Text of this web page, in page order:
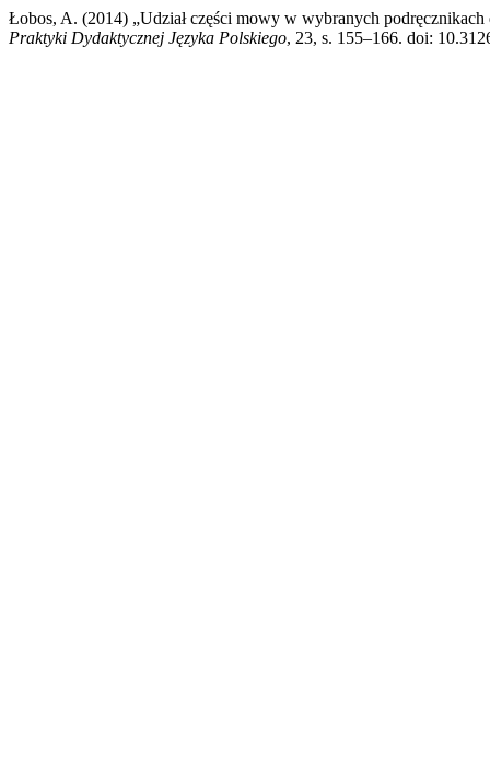
Łobos, A. (2014) „Udział części mowy w wybranych
Praktyki Dydaktycznej Języka Polskiego, 23, s. 155–166. doi: